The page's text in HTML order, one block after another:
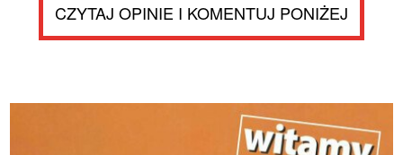
CZYTAJ OPINIE I KOMENTUJ PONIŻEJ